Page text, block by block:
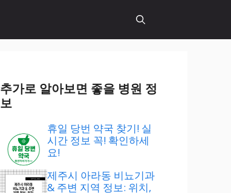
추가로 알아보면 좋을 병원 정
보
휴일 당번 약국 찾기! 실
시간 정보 꼭! 확인하세
요!
제주시 아라동 비뇨기과
& 주변 지역 정보: 위치,